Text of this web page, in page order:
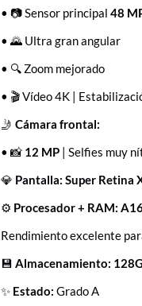
• 📷 Sensor principal 48
• 🌄 Ultra gran angular
• 🔍 Zoom mejorado
• 🎬 Vídeo 4K |
🤳 Cámara frontal:
• 📸 12 MP | Selfies muy
💎 Pantalla: Super Retina
⚙️ Procesador + RAM:
Rendimiento excelente
💾 Almacenamiento:
✨ Estado: Grado A